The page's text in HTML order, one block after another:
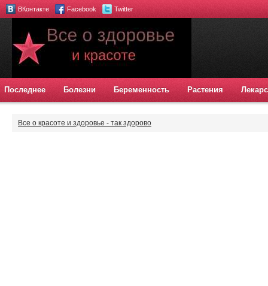
ВКонтакте Facebook Twitter
Последнее Болезни Беременность Растения
Все о красоте и здоровье - так здорово